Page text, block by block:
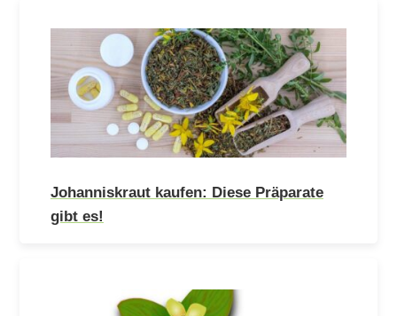
Johanniskraut kaufen: Diese Präparate
gibt es!